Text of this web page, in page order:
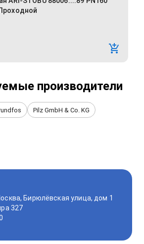
производители
Pilz GmbH & Co. KG
Бирюлёвская улица, дом 1
327